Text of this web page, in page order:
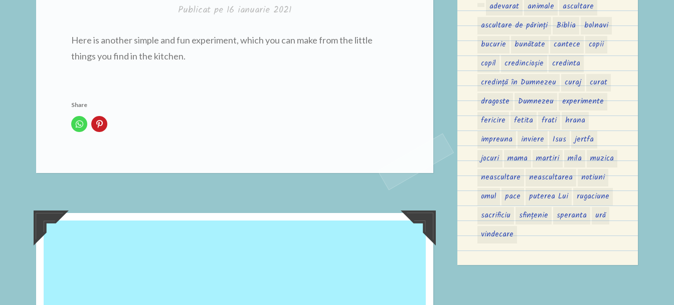
Publicat pe 16 ianuarie 2021
Here is another simple and fun experiment, which you can make from the little
things you find in the kitchen.
Share
adevarat animale
ascultare
ascultare de părinți
Biblia
bolnavi
bucurie
bunătate cantece
copii
copil
credincioșie
credinta
credință în Dumnezeu
curaj
curat
dragoste
Dumnezeu
experimente
fericire
fetita frati
hrana
impreuna
inviere Isus
jertfa
jocuri
mama martiri mila
muzica
neascultare
neascultarea
notiuni
omul
pace puterea Lui
rugaciune
sacrificiu
sfințenie speranta
ură
vindecare